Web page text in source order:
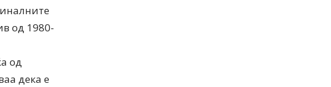
од 1980-
од
дека е